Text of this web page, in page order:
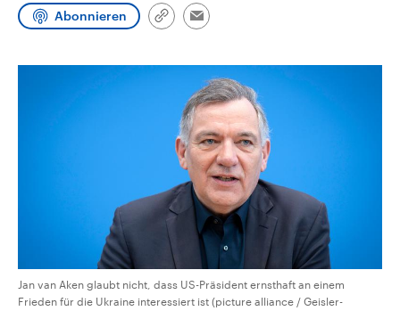
Audio-Archiv
Abonnieren
Link
Email
Jan van Aken glaubt nicht, dass US-Präsident ernsthaft an einem
Frieden für die Ukraine interessiert ist (picture alliance / Geisler-